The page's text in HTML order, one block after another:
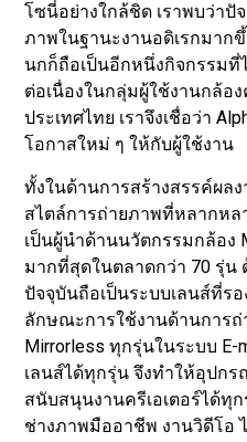
โซนี่อย่างใกล้ชิด เราพบว่า
ภาพในฐานะงานอดิเรกมาก
นกก็ถือเป็นอีกหนึ่งกิจกรรม
ต่อเนื่องในกลุ่มผู้ใช้งานกล้อ
ประเทศไทย เราจึงเชื่อว่า
โอกาสใหม่ ๆ ให้กับผู้ใช้งาน
ทั้งในด้านการสร้างสรรค์ผล
สไตล์การถ่ายภาพที่หลากห
เป็นผู้นำด้านนวัตกรรมกล้อง
มากที่สุดในตลาดกว่า 70 รุ่น
ปัจจุบันถือเป็นระบบเลนส์ที่ร
ลักษณะการใช้งานด้านการ
Mirrorless ทุกรุ่นในระบบ E-
เลนส์ได้ทุกรุ่น จึงทำให้อุปก
สนับสนุนงานครีเอเตอร์ได้ทุ
ช่างภาพมืออาชีพ งานวิดีโอ